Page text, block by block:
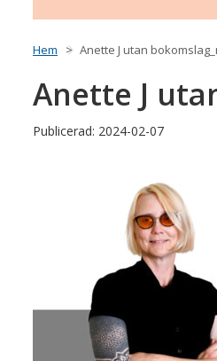
Hem Anette J utan
Anette J
Publicerad: 2024-02-07